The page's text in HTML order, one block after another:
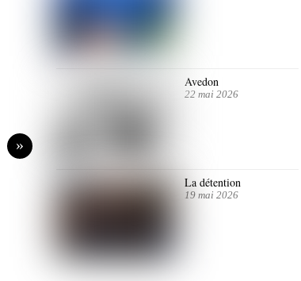
»
Avedon
22 mai 2026
La détention
19 mai 2026